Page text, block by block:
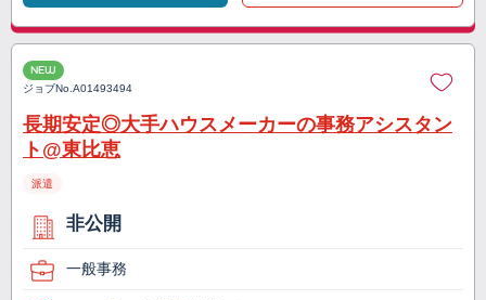
NEW
ジョブNo.A01493494
長期安定◎大手ハウスメーカーの事務アシスタン
ト@東比恵
派遣
非公開
一般事務